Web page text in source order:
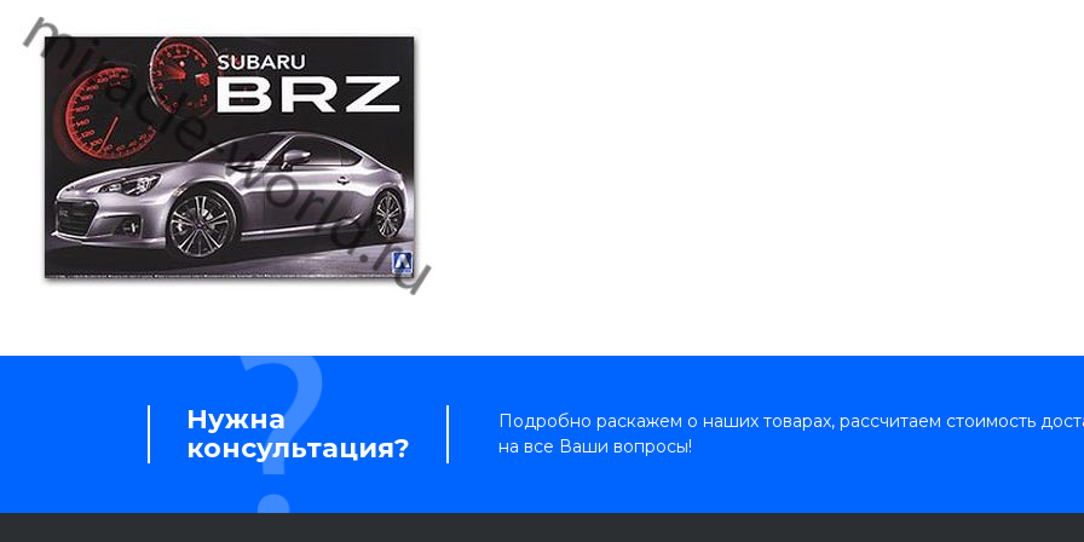
Нужна
консультация?
Подробно раскажем о наших товарах, рассчитаем стоимость
на все Ваши вопросы!